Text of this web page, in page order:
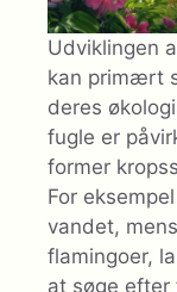
Udviklingen
kan primært
deres
fugle er
former
For
vandet,
flamingoer,
at søge